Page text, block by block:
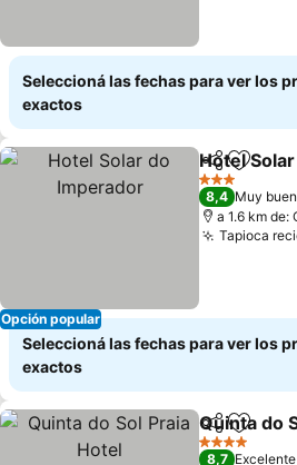
Seleccioná las fechas para ver los
exactos
Opción popular
Compartir
Hotel
3 Estrellas
8,4 Muy
a 1.6 km de:
Tapioca
Seleccioná las fechas para ver los
exactos
Compartir
Quinta do
4 Estrellas
8,7 Excelente